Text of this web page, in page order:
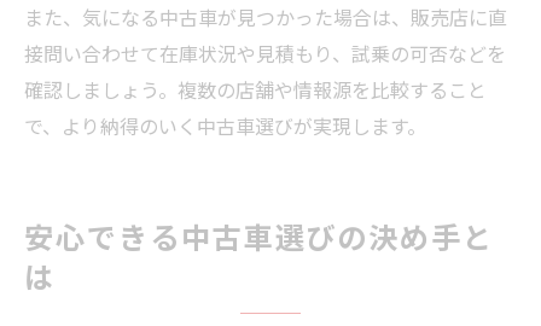
また、気になる中古車が見つかった場合は、販売店に直
接問い合わせて在庫状況や見積もり、試乗の可否などを
確認しましょう。複数の店舗や情報源を比較すること
で、より納得のいく中古車選びが実現します。
安心できる中古車選びの決め手と
は